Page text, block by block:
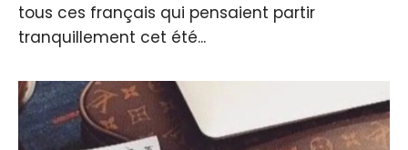
tous ces français qui pensaient partir
tranquillement cet été...